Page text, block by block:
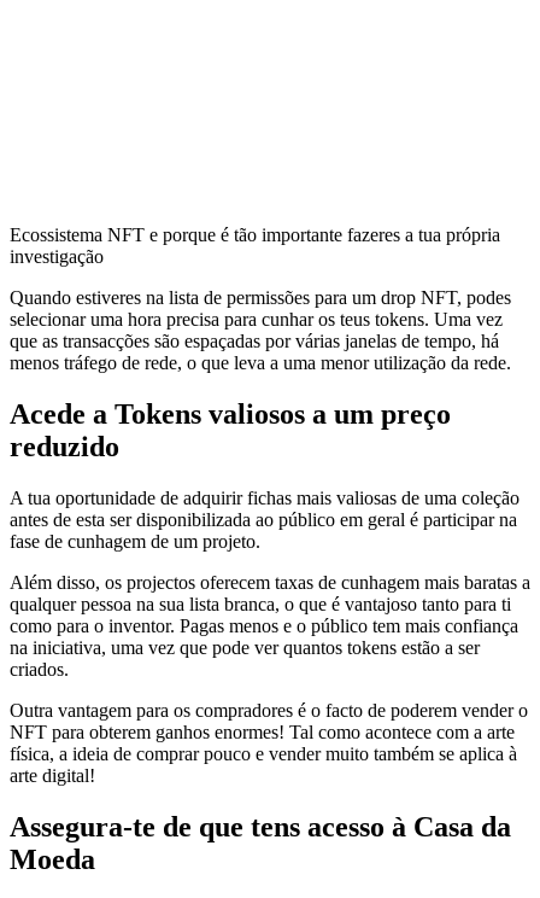
Ecossistema NFT e porque é tão importante fazeres a tua própria
investigação
Quando estiveres na lista de permissões para um drop NFT, podes
selecionar uma hora precisa para cunhar os teus tokens. Uma vez
que as transacções são espaçadas por várias janelas de tempo, há
menos tráfego de rede, o que leva a uma menor utilização da rede.
Acede a Tokens valiosos a um preço
reduzido
A tua oportunidade de adquirir fichas mais valiosas de uma coleção
antes de esta ser disponibilizada ao público em geral é participar na
fase de cunhagem de um projeto.
Além disso, os projectos oferecem taxas de cunhagem mais baratas a
qualquer pessoa na sua lista branca, o que é vantajoso tanto para ti
como para o inventor. Pagas menos e o público tem mais confiança
na iniciativa, uma vez que pode ver quantos tokens estão a ser
criados.
Outra vantagem para os compradores é o facto de poderem vender o
NFT para obterem ganhos enormes! Tal como acontece com a arte
física, a ideia de comprar pouco e vender muito também se aplica à
arte digital!
Assegura-te de que tens acesso à Casa da
Moeda